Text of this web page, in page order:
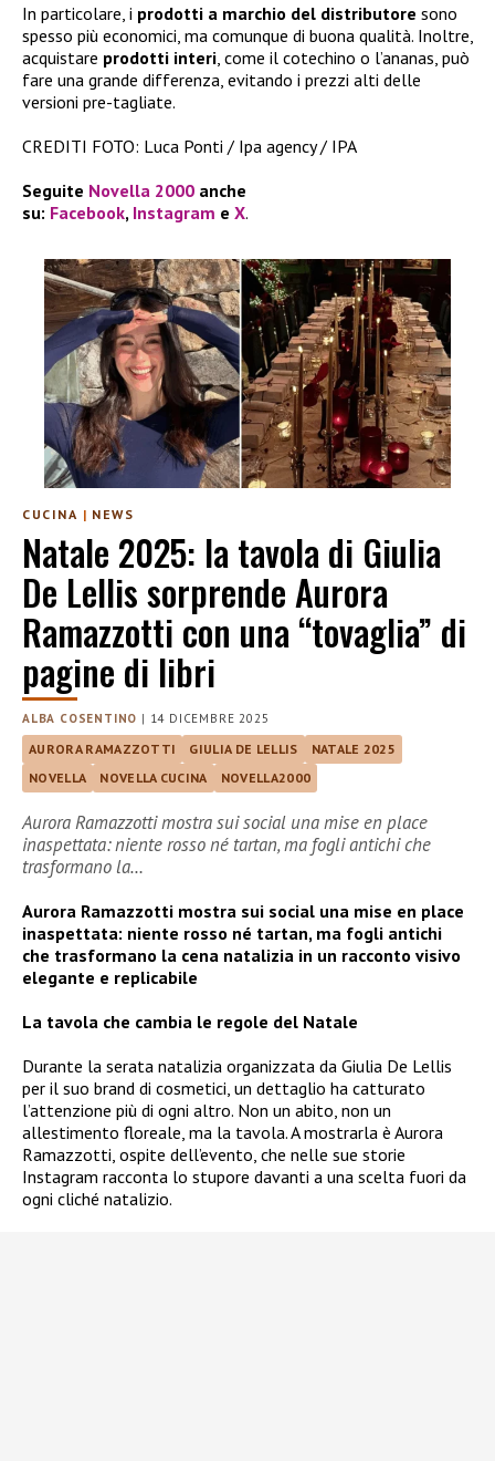
In particolare, i prodotti a marchio del distributore sono
spesso più economici, ma comunque di buona qualità. Inoltre,
acquistare prodotti interi , come il cotechino o l’ananas, può
fare una grande differenza, evitando i prezzi alti delle
versioni pre-tagliate.
CREDITI FOTO: Luca Ponti / Ipa agency / IPA
Seguite Novella 2000 anche
su: Facebook, Instagram e X.
CUCINA | NEWS
Natale 2025: la tavola di Giulia
De Lellis sorprende Aurora
Ramazzotti con una “tovaglia” di
pagine di libri
ALBA COSENTINO | 14 DICEMBRE 2025
AURORA RAMAZZOTTI GIULIA DE LELLIS
NATALE 2025
NOVELLA
NOVELLA CUCINA NOVELLA2000
Aurora Ramazzotti mostra sui social una mise en place
inaspettata: niente rosso né tartan, ma fogli antichi che
trasformano la…
Aurora Ramazzotti mostra sui social una mise en place
inaspettata: niente rosso né tartan, ma fogli antichi
che trasformano la cena natalizia in un racconto visivo
elegante e replicabile
La tavola che cambia le regole del Natale
Durante la serata natalizia organizzata da Giulia De Lellis
per il suo brand di cosmetici, un dettaglio ha catturato
l’attenzione più di ogni altro. Non un abito, non un
allestimento floreale, ma la tavola. A mostrarla è Aurora
Ramazzotti, ospite dell’evento, che nelle sue storie
Instagram racconta lo stupore davanti a una scelta fuori da
ogni cliché natalizio.